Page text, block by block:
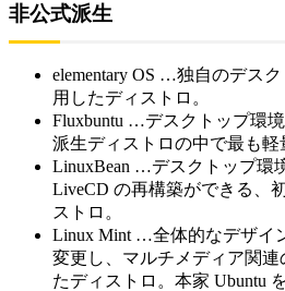
非公式派生
elementary OS …独自のデス
用したディストロ。
Fluxbuntu …デスクトップ環境
派生ディストロの中で最も軽
LinuxBean …デスクトップ環
LiveCD の再構築ができる、
ストロ。
Linux Mint …全体的なデザイ
変更し、マルチメディア関
たディストロ。本家 Ubuntu